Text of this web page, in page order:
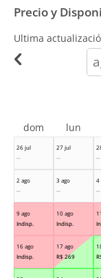
Precio y
Ultima
26 jul
--
27 jul
--
--
2 ago
--
3 ago
--
4
--
9 ago
Indisp.
10 ago
Indisp.
16 ago
Indisp.
17 ago
R$ 269
dom lun